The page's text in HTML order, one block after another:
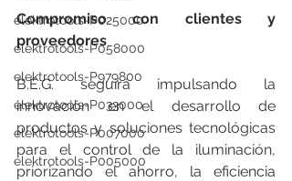
elektrotools-P025000
elektrotools-P058000
elektrotools-P979800
elektrotools-P033000
elektrotools-P007000
elektrotools-P005000
Compromiso con clientes y
proveedores
B.E.G. seguirá impulsando la
innovación en el desarrollo de
productos y soluciones tecnológicas
para el control de la iluminación,
priorizando el ahorro, la eficiencia